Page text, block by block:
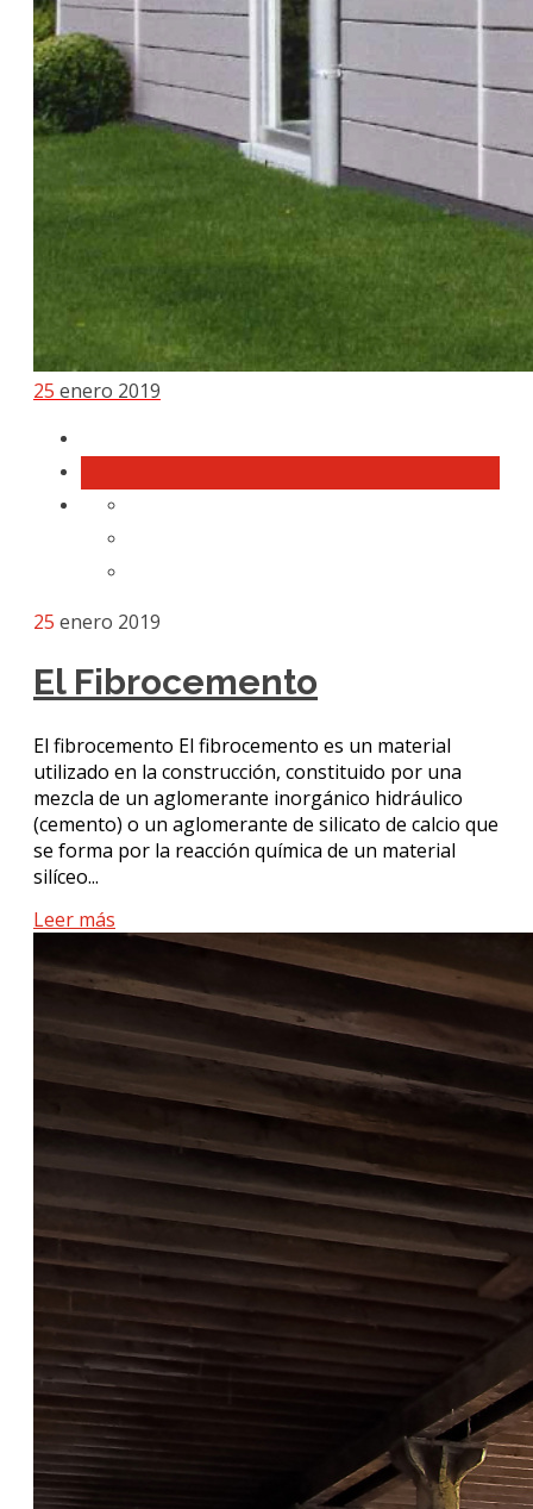
25 enero 2019
25 enero 2019
El Fibrocemento
El fibrocemento El fibrocemento es un material
utilizado en la construcción, constituido por una
mezcla de un aglomerante inorgánico hidráulico
(cemento) o un aglomerante de silicato de calcio que
se forma por la reacción química de un material
silíceo...
Leer más